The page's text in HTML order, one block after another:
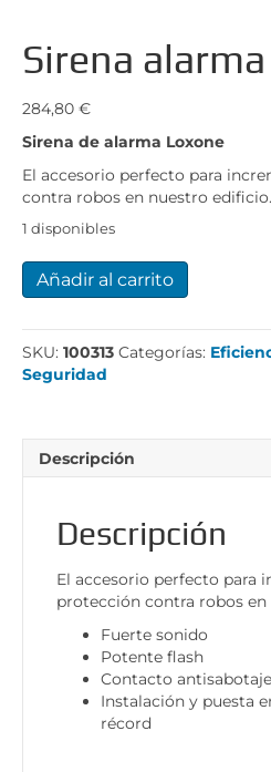
Sirena
284,80 €
Sirena de alarma Loxone
El accesorio perfecto para
contra robos en nuestro edificio.
1 disponibles
Sirena
alarma
Añadir al carrito
SKU: 100313 Categorías:
Seguridad
Descripción
Descripción
El accesorio perfecto para
protección contra robos
Fuerte sonido
Potente flash
Contacto antisabotaje
Instalación y puesta
récord